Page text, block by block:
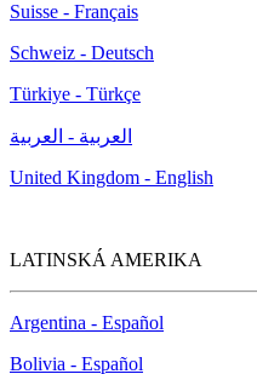
Suisse - Français
Schweiz - Deutsch
Türkiye - Türkçe
العربية - العربية
United Kingdom - English
LATINSKÁ AMERIKA
Argentina - Español
Bolivia - Español